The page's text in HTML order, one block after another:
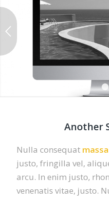
Another
Nulla consequat massa
justo, fringilla vel,
arcu. In enim justo,
venenatis vitae, justo.